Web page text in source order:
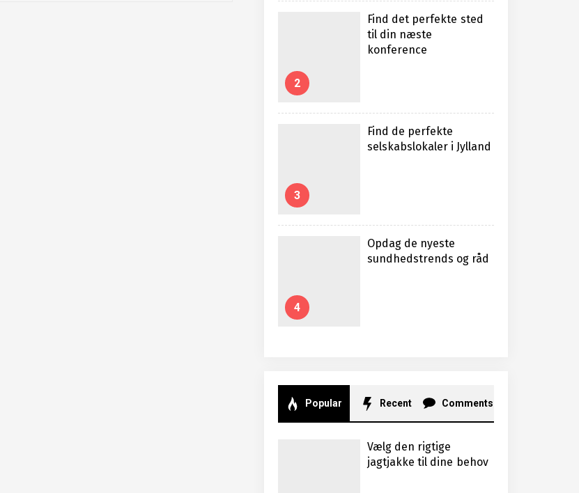
2
Find det perfekte sted
til din næste
konference
3
Find de perfekte
selskabslokaler i Jylland
4
Opdag de nyeste
sundhedstrends og råd
Popular Recent Comments
Vælg den rigtige
jagtjakke til dine behov